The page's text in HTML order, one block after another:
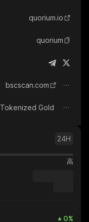
quorium.io
quorium
bscscan.com
Tokenized Gold
24H
高
0%